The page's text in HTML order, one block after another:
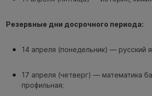
Резервные дни досрочного периода:
14 апреля (понедельник) — русский
17 апреля (четверг) — математика
профильная;